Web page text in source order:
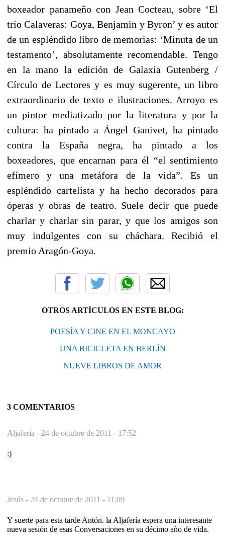
boxeador panameño con Jean Cocteau, sobre ‘El
trío Calaveras: Goya, Benjamin y Byron’ y es autor
de un espléndido libro de memorias: ‘Minuta de un
testamento’, absolutamente recomendable. Tengo
en la mano la edición de Galaxia Gutenberg /
Círculo de Lectores y es muy sugerente, un libro
extraordinario de texto e ilustraciones. Arroyo es
un pintor mediatizado por la literatura y por la
cultura: ha pintado a Ángel Ganivet, ha pintado
contra la España negra, ha pintado a los
boxeadores, que encarnan para él “el sentimiento
efímero y una metáfora de la vida”. Es un
espléndido cartelista y ha hecho decorados para
óperas y obras de teatro. Suele decir que puede
charlar y charlar sin parar, y que los amigos son
muy indulgentes con su cháchara. Recibió el
premio Aragón-Goya.
OTROS ARTÍCULOS EN ESTE BLOG:
POESÍA Y CINE EN EL MONCAYO
UNA BICICLETA EN BERLÍN
NUEVE LIBROS DE AMOR
3 COMENTARIOS
Aljafería - 24 de octubre de 2011 - 17:52
:)
Jesús - 24 de octubre de 2011 - 11:09
Y suerte para esta tarde Antón. la Aljafería espera una interesante
nueva sesión de esas Conversaciones en su décimo año de vida.